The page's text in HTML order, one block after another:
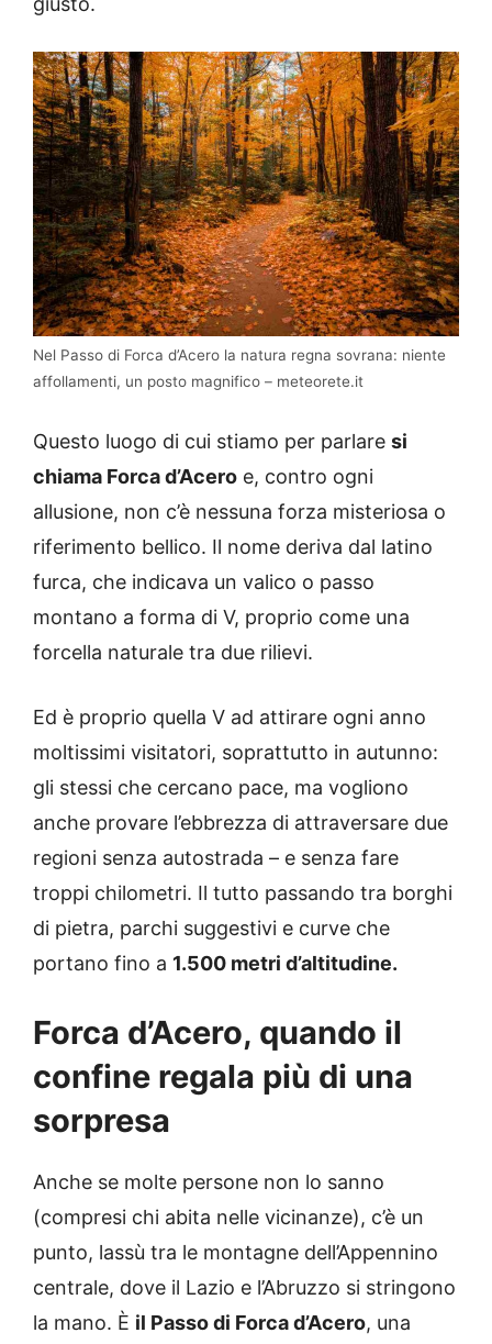
Nel Passo di Forca d’Acero la natura regna sovrana: niente
affollamenti, un posto magnifico – meteorete.it
Questo luogo di cui stiamo per parlare si
chiama Forca d’Acero e, contro ogni
allusione, non c’è nessuna forza misteriosa o
riferimento bellico. Il nome deriva dal latino
furca, che indicava un valico o passo
montano a forma di V, proprio come una
forcella naturale tra due rilievi.
Ed è proprio quella V ad attirare ogni anno
moltissimi visitatori, soprattutto in autunno:
gli stessi che cercano pace, ma vogliono
anche provare l’ebbrezza di attraversare due
regioni senza autostrada – e senza fare
troppi chilometri. Il tutto passando tra borghi
di pietra, parchi suggestivi e curve che
portano fino a 1.500 metri d’altitudine.
Forca d’Acero, quando il
confine regala più di una
sorpresa
Anche se molte persone non lo sanno
(compresi chi abita nelle vicinanze), c’è un
punto, lassù tra le montagne dell’Appennino
centrale, dove il Lazio e l’Abruzzo si stringono
la mano. È il Passo di Forca d’Acero, una